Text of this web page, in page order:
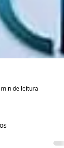
de leitura